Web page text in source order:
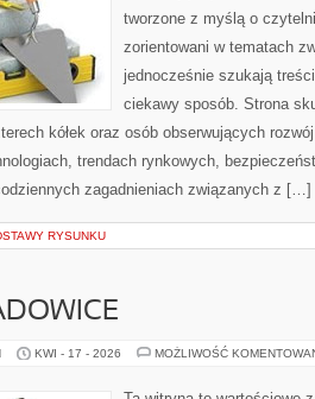
tworzone z myślą o
zorientowani w tematach
jednocześnie szukają
ciekawy sposób. Strona
kółek oraz osób obserwujących
trendach rynkowych,
zagadnieniach związanych z […]
RYSUNKU
KWI - 17 - 2026 MOŻLIWOŚĆ